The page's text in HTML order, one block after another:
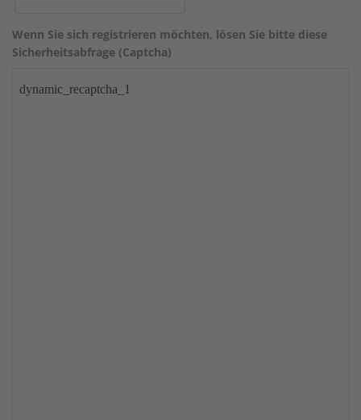
Wenn Sie sich registrieren möchten, lösen Sie bitte diese
Sicherheitsabfrage (Captcha)